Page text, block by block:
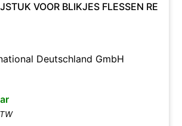
VOOR BLIKJES FLESSEN RE
Deutschland GmbH